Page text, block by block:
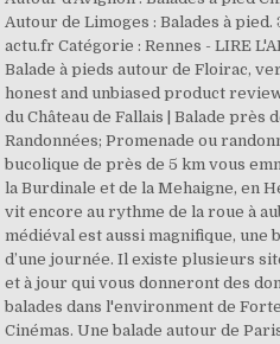
Autour de Limoges : Balades à pied.
actu.fr Catégorie : Rennes - LIRE
Balade à pieds autour de Floirac,
honest and unbiased product
du Château de Fallais | Balade près
Randonnées; Promenade ou
bucolique de près de 5 km vous
la Burdinale et de la Mehaigne, en
vit encore au rythme de la roue à
médiéval est aussi magnifique, une
d’une journée. Il existe plusieurs
et à jour qui vous donneront des
balades dans l'environment de
Cinémas. Une balade autour de